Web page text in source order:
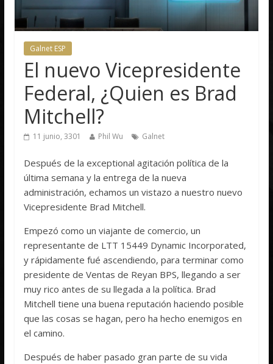
Galnet ESP
El nuevo Vicepresidente
Federal, ¿Quien es Brad
Mitchell?
11 junio, 3301 Phil Wu Galnet
Después de la exceptional agitación política de la
última semana y la entrega de la nueva
administración, echamos un vistazo a nuestro nuevo
Vicepresidente Brad Mitchell.
Empezó como un viajante de comercio, un
representante de LTT 15449 Dynamic Incorporated,
y rápidamente fué ascendiendo, para terminar como
presidente de Ventas de Reyan BPS, llegando a ser
muy rico antes de su llegada a la política. Brad
Mitchell tiene una buena reputación haciendo posible
que las cosas se hagan, pero ha hecho enemigos en
el camino.
Después de haber pasado gran parte de su vida